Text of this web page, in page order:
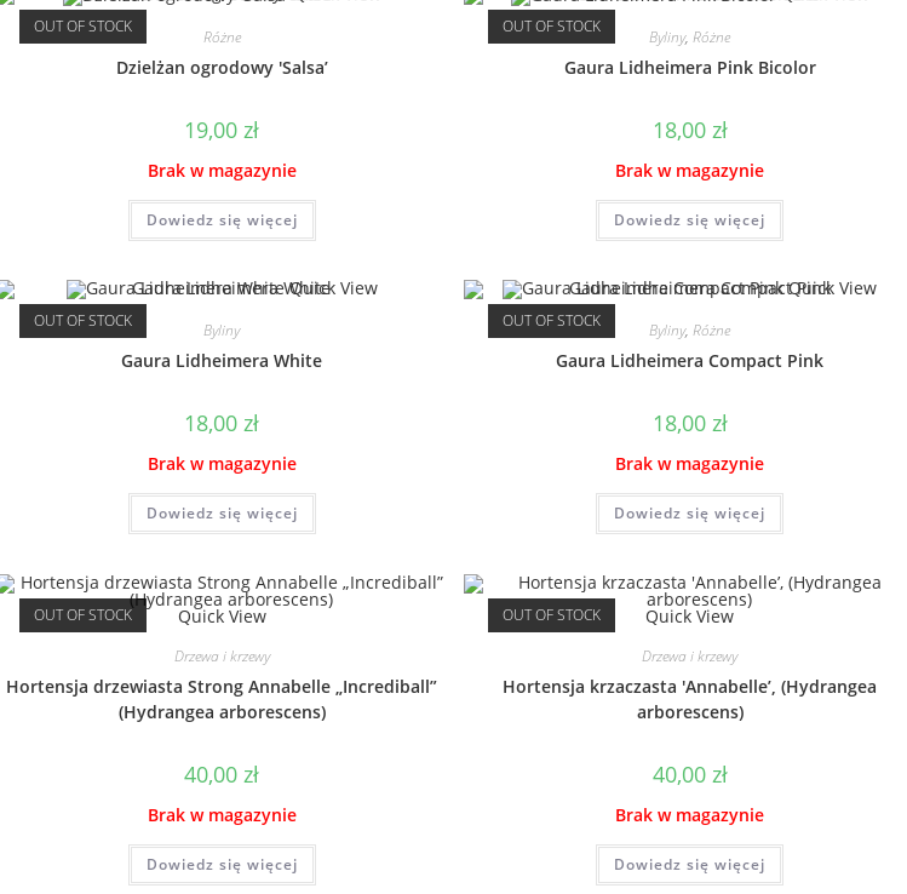
OUT OF STOCK Różne
Dzielżan ogrodowy 'Salsa’
19,00 zł
Brak w magazynie
Dowiedz się więcej
OUT OF STOCK Byliny,Różne
Gaura Lidheimera Pink Bicolor
18,00 zł
Brak w magazynie
Dowiedz się więcej
OUT OF STOCK
Quick View
Byliny
Gaura Lidheimera White
18,00zł
Brak w magazynie
Dowiedz się więcej
OUT OF STOCK
Quick View
Byliny,Różne
Gaura Lidheimera Compact Pink
18,00 zł
Brak w magazynie
Dowiedz się więcej
OUT OF STOCK Quick View
Drzewa i krzewy
Hortensja drzewiasta Strong Annabelle „Incrediball”
(Hydrangea arborescens)
40,00 zł
Brak w magazynie
Dowiedz się więcej
OUT OF STOCK Quick View
Drzewa i krzewy
Hortensja krzaczasta 'Annabelle’, (Hydrangea
arborescens)
40,00 zł
Brak w magazynie
Dowiedz się więcej